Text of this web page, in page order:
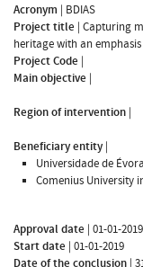
Acronym | BDIAS
Project title | Capturing
heritage with an
Project Code |
Main objective |
Region of intervention |
Beneficiary entity|
Universidade de
Comenius University
Approval date | 01-01-2019
Start date | 01-01-2019
Date of the conclusion |